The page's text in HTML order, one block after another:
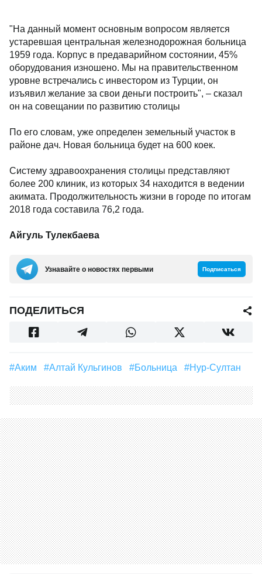
"На данный момент основным вопросом является
устаревшая центральная железнодорожная больница
1959 года. Корпус в предаварийном состоянии, 45%
оборудования изношено. Мы на правительственном
уровне встречались с инвестором из Турции, он
изъявил желание за свои деньги построить", – сказал
он на совещании по развитию столицы
По его словам, уже определен земельный участок в
районе дач. Новая больница будет на 600 коек.
Систему здравоохранения столицы представляют
более 200 клиник, из которых 34 находится в ведении
акимата. Продолжительность жизни в городе по итогам
2018 года составила 76,2 года.
Айгуль Тулекбаева
Узнавайте о новостях первыми Подписаться
ПОДЕЛИТЬСЯ
#Аким #Алтай Кульгинов #больница #Нур-Султан